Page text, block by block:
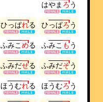
はやま ろう
ひっぱれる ひっぱろう
ふみこ める ふみこ もう
ふみだせる ふみだそう
ほうむれる ほうむろう